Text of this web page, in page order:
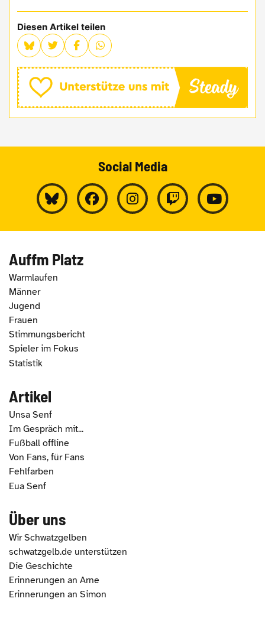
Diesen Artikel teilen
Social Media
Auffm Platz
Warmlaufen
Männer
Jugend
Frauen
Stimmungsbericht
Spieler im Fokus
Statistik
Artikel
Unsa Senf
Im Gespräch mit...
Fußball offline
Von Fans, für Fans
Fehlfarben
Eua Senf
Über uns
Wir Schwatzgelben
schwatzgelb.de unterstützen
Die Geschichte
Erinnerungen an Arne
Erinnerungen an Simon